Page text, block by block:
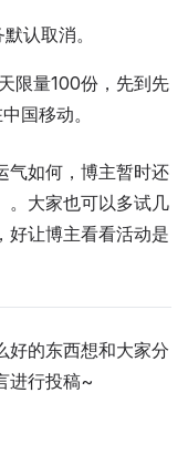
认取消。
限量100份，先到先
国移动。
气如何，博主暂时还
。大家也可以多试几
好让博主看看活动是
好的东西想和大家分
进行投稿~